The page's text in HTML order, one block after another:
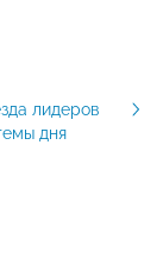
лидеров
дня